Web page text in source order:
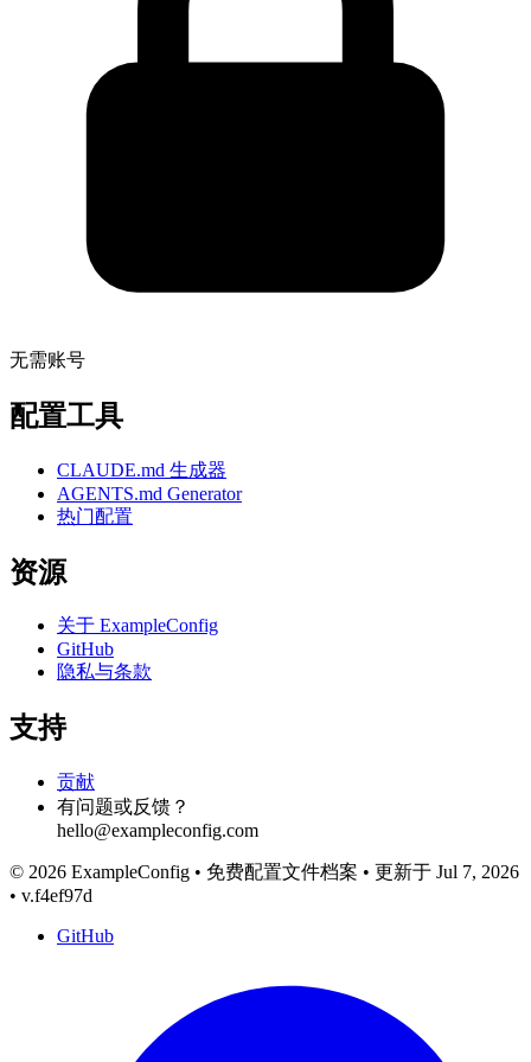
无需账号
配置工具
CLAUDE.md 生成器
AGENTS.md Generator
热门配置
资源
关于 ExampleConfig
GitHub
隐私与条款
支持
贡献
有问题或反馈？
hello@exampleconfig.com
© 2026 ExampleConfig • 免费配置文件档案 • 更新于 Jul 7, 2026
• v.f4ef97d
GitHub